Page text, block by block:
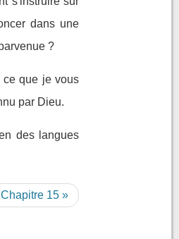
dans une
?
ce que je vous
par Dieu.
des langues
Chapitre 15 »